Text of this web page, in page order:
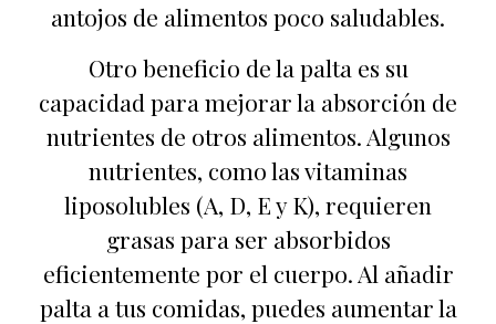
antojos de alimentos poco saludables.
Otro beneficio de la palta es su
capacidad para mejorar la absorción de
nutrientes de otros alimentos. Algunos
nutrientes, como las vitaminas
liposolubles (A, D, E y K), requieren
grasas para ser absorbidos
eficientemente por el cuerpo. Al añadir
palta a tus comidas, puedes aumentar la